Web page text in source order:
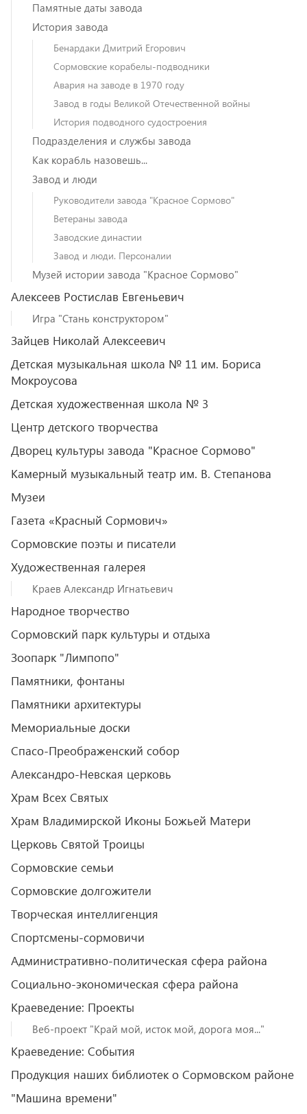
Памятные даты завода
История завода
Бенардаки Дмитрий Егорович
Сормовские корабелы-подводники
Авария на заводе в 1970 году
Завод в годы Великой Отечественной войны
История подводного судостроения
Подразделения и службы завода
Как корабль назовешь...
Завод и люди
Руководители завода "Красное Сормово"
Ветераны завода
Заводские династии
Завод и люди. Персоналии
Музей истории завода "Красное Сормово"
Алексеев Ростислав Евгеньевич
Игра "Стань конструктором"
Зайцев Николай Алексеевич
Детская музыкальная школа № 11 им. Бориса
Мокроусова
Детская художественная школа № 3
Центр детского творчества
Дворец культуры завода "Красное Сормово"
Камерный музыкальный театр им. В. Степанова
Музеи
Газета «Красный Сормович»
Сормовские поэты и писатели
Художественная галерея
Краев Александр Игнатьевич
Народное творчество
Сормовский парк культуры и отдыха
Зоопарк "Лимпопо"
Памятники, фонтаны
Памятники архитектуры
Мемориальные доски
Спасо-Преображенский собор
Александро-Невская церковь
Храм Всех Святых
Храм Владимирской Иконы Божьей Матери
Церковь Святой Троицы
Сормовские семьи
Сормовские долгожители
Творческая интеллигенция
Спортсмены-сормовичи
Административно-политическая сфера района
Социально-экономическая сфера района
Краеведение: Проекты
Веб-проект "Край мой, исток мой, дорога моя..."
Краеведение: События
Продукция наших библиотек о Сормовском районе
"Машина времени"